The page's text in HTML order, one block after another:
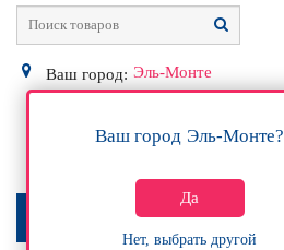
Ваш город: Эль-Монте
Ваш город Эль-Монте?
Да
Нет, выбрать другой
0Р
МЕНЮ